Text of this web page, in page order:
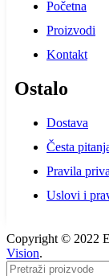
Početna
Proizvodi
Kontakt
Ostalo
Dostava
Česta
Pravila
Uslovi i
Copyright © 2022
Vision.